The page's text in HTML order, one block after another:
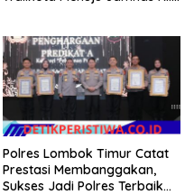
Polres Lombok Timur Catat
Prestasi Membanggakan,
Sukses Jadi Polres Terbaik